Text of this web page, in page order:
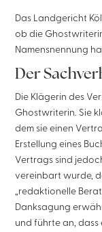
Das Landgericht
ob die
Namensnennung
Der
Die Klägerin des
Ghostwriterin. Sie
dem sie einen
Erstellung eines
Vertrags sind
vereinbart wurde,
„redaktionelle
Danksagung
und führte an,